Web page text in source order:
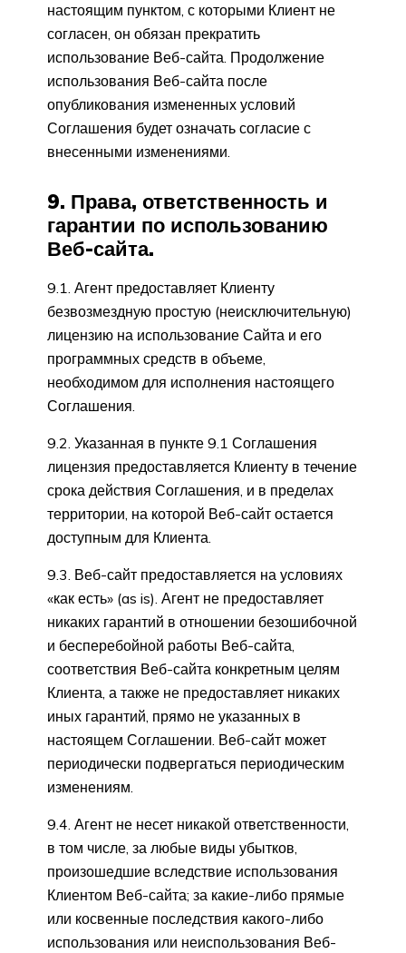
настоящим пунктом, с которыми Клиент не
согласен, он обязан прекратить
использование Веб-сайта. Продолжение
использования Веб-сайта после
опубликования измененных условий
Соглашения будет означать согласие с
внесенными изменениями.
9. Права, ответственность и
гарантии по использованию
Веб-сайта.
9.1. Агент предоставляет Клиенту
безвозмездную простую (неисключительную)
лицензию на использование Сайта и его
программных средств в объеме,
необходимом для исполнения настоящего
Соглашения.
9.2. Указанная в пункте 9.1 Соглашения
лицензия предоставляется Клиенту в течение
срока действия Соглашения, и в пределах
территории, на которой Веб-сайт остается
доступным для Клиента.
9.3. Веб-сайт предоставляется на условиях
«как есть» (as is). Агент не предоставляет
никаких гарантий в отношении безошибочной
и бесперебойной работы Веб-сайта,
соответствия Веб-сайта конкретным целям
Клиента, а также не предоставляет никаких
иных гарантий, прямо не указанных в
настоящем Соглашении. Веб-сайт может
периодически подвергаться периодическим
изменениям.
9.4. Агент не несет никакой ответственности,
в том числе, за любые виды убытков,
произошедшие вследствие использования
Клиентом Веб-сайта; за какие-либо прямые
или косвенные последствия какого-либо
использования или неиспользования Веб-